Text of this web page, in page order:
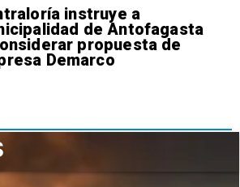
instruye a
de Antofagasta
propuesta de
Demarco